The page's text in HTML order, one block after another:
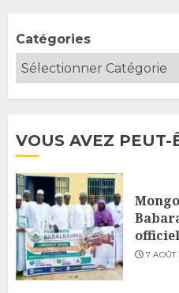
Catégories
VOUS AVEZ
7 AOÛT